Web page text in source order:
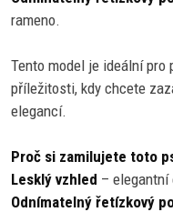
rameno.
Tento model je ideální pro
příležitosti, kdy chcete
elegancí.
Proč si zamilujete toto
Lesklý vzhled –
Odnímatelný řetízkový